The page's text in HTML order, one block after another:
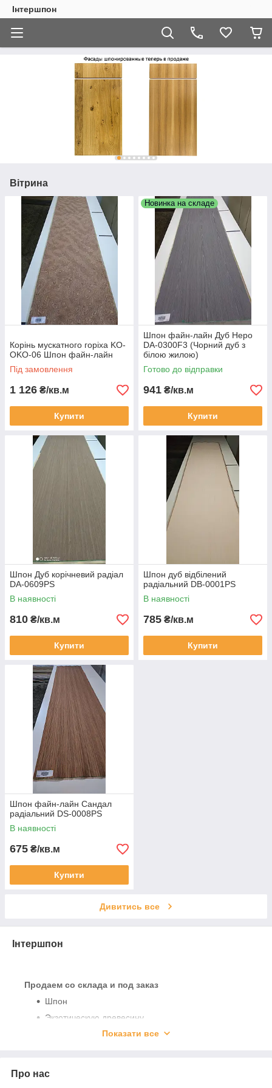
Інтершпон
Вітрина
Корінь мускатного горіха KO-
OKO-06 Шпон файн-лайн
Під замовлення
1 126 ₴/кв.м
Купити
Новинка на складе
Шпон файн-лайн Дуб Неро
DA-0300F3 (Чорний дуб з
білою жилою)
Готово до відправки
941 ₴/кв.м
Купити
Шпон Дуб корічневий радіал
DA-0609PS
В наявності
810 ₴/кв.м
Купити
Шпон дуб відбілений
радіальний DB-0001PS
В наявності
785 ₴/кв.м
Купити
Шпон файн-лайн Сандал
радіальний DS-0008PS
В наявності
675 ₴/кв.м
Купити
Дивитись все
Інтершпон
Продаем со склада и под заказ
Шпон
Экзотическую древесину
Морскую фанеруПоказати все
Про нас